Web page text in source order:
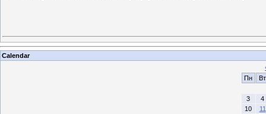
Calendar
Пн
Вт
3
4
10
11